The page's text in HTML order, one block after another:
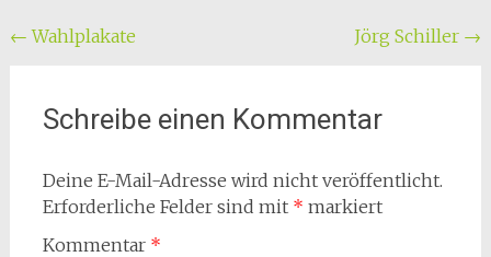
Beitragsnavigation
← Wahlplakate Jörg Schiller →
Schreibe einen Kommentar
Deine E-Mail-Adresse wird nicht veröffentlicht.
Erforderliche Felder sind mit * markiert
Kommentar *